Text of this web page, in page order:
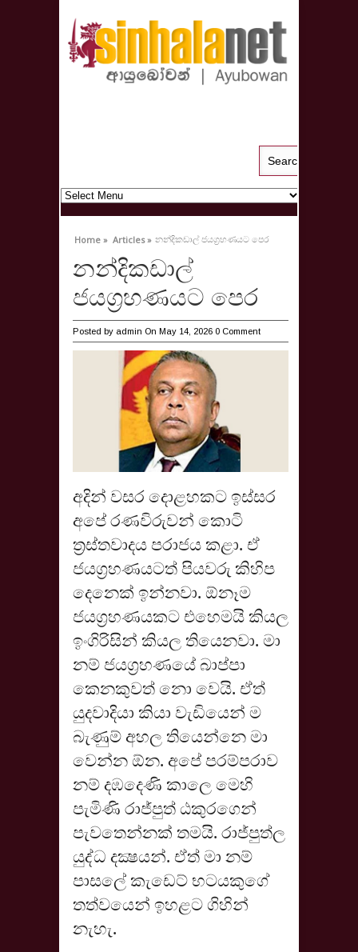
Home » Articles » නන්දිකඩාල් ජයග්‍රහණයට පෙර
නන්දිකඩාල්
ජයග්‍රහණයට පෙර
Posted by admin On May 14, 2026 0 Comment
අදින් වසර දොළහකට ඉස්සර
අපේ රණවිරුවන් කොටි
ත්‍රස්තවාදය පරාජය කළා. ඒ
ජයග්‍රහණයටත් පියවරු කිහිප
දෙනෙක් ඉන්නවා. ඕනෑම
ජයග්‍රහණයකට එහෙමයි කියල
ඉංගිරිසින් කියල තියෙනවා. මා
නම් ජයග්‍රහණයේ බාප්පා
කෙනකුවත් නො වෙයි. ඒත්
යුදවාදියා කියා වැඩියෙන් ම
බැණුම් අහල තියෙන්නෙ මා
වෙන්න ඕන. අපේ පරම්පරාව
නම් දඹදෙණි කාලෙ මෙහි
පැමිණි රාජ්පුත් ඨකුරගෙන්
පැවතෙන්නක් තමයි. රාජ්පුත්ල
යුද්ධ දක්‍ෂයන්. ඒත් මා නම්
පාසලේ කැඩෙට් භටයකුගේ
තත්වයෙන් ඉහළට ගිහින්
නැහැ.